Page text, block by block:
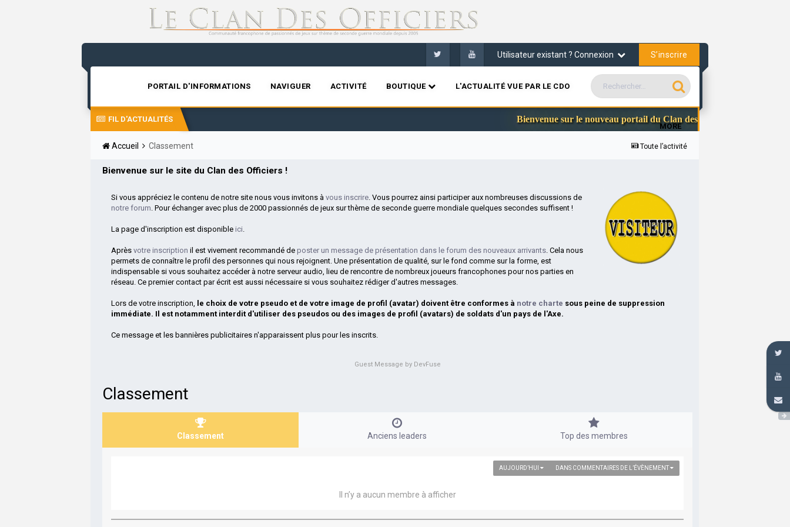
Utilisateur existant ? Connexion S’inscrire
PORTAIL D'INFORMATIONS NAVIGUER ACTIVITÉ BOUTIQUE L'ACTUALITÉ VUE PAR LE CDO
MORE
FIL D'ACTUALITÉS Bienvenue sur le nouveau portail du Clan des Officiers
Toute l’activité
Accueil Classement
Bienvenue sur le site du Clan des Officiers !
Si vous appréciez le contenu de notre site nous vous invitons àvous inscrire . Vous pourrez ainsi participer aux nombreuses discussions de
notre forum . Pour échanger avec plus de 2000 passionnés de jeux sur thème de seconde guerre mondiale quelques secondes suffisent !
La page d'inscription est disponible ici
Aprèsvotre inscription il est vivement recommandé de poster un message de présentation dans le forum des nouveaux arrivants . Cela nous
permets de connaître le profil des personnes qui nous rejoignent. Une présentation de qualité, sur le fond comme sur la forme, est
indispensable si vous souhaitez accéder à notre serveur audio, lieu de rencontre de nombreux joueurs francophones pour nos parties en
réseau. Ce premier contact par écrit est aussi nécessaire si vous souhaitez rédiger d'autres messages.
Lors de votre inscription, le choix de votre pseudo et de votre image de profil (avatar) doivent être conformes à notre charte sous peine de suppression
immédiate. Il est notamment interdit d'utiliser des pseudos ou des images de profil (avatars) de soldats d'un pays de l'Axe.
Ce message et les bannières publicitaires n'apparaissent plus pour les inscrits.
Guest Message by DevFuse
Classement
Classement Anciens leaders Top des membres
DANS COMMENTAIRES DE L’ÉVÈNEMENT
AUJOURD’HUI
Il n’y a aucun membre à afficher